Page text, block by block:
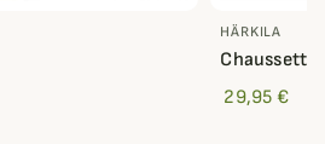
HÄRKILA
29,95 €